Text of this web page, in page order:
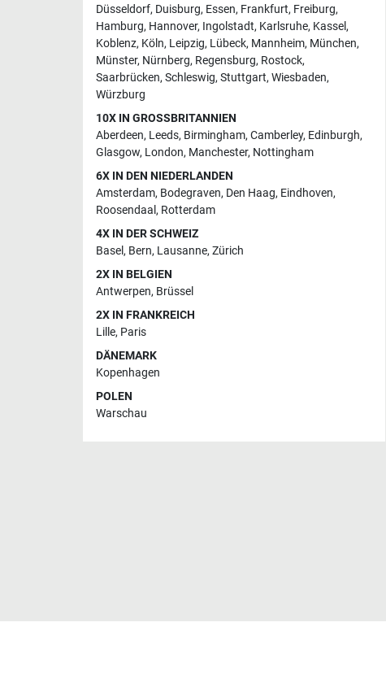
Düsseldorf, Duisburg, Essen, Frankfurt, Freiburg,
Hamburg, Hannover, Ingolstadt, Karlsruhe, Kassel,
Koblenz, Köln, Leipzig, Lübeck, Mannheim, München,
Münster, Nürnberg, Regensburg, Rostock,
Saarbrücken, Schleswig, Stuttgart, Wiesbaden,
Würzburg
10X IN GROSSBRITANNIEN
Aberdeen, Leeds, Birmingham, Camberley, Edinburgh,
Glasgow, London, Manchester, Nottingham
6X IN DEN NIEDERLANDEN
Amsterdam, Bodegraven, Den Haag, Eindhoven,
Roosendaal , Rotterdam
4X IN DER SCHWEIZ
Basel, Bern, Lausanne, Zürich
2X IN BELGIEN
Antwerpen, Brüssel
2X IN FRANKREICH
Lille, Paris
DÄNEMARK
Kopenhagen
POLEN
Warschau